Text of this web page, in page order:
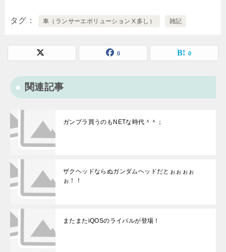
タグ 車（ランサーエボリューションⅩ多し） 雑記
0 0
関連記事
ガンプラ買うのもNETな時代＾＾；
ザクヘッドならぬガンダムヘッドだとぉぉぉぉ
ぉ！！
またまたiQOSのライバルが登場！